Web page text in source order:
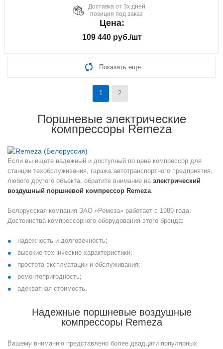
Доставка от 3х дней
позиция под заказ
Цена:
109 440руб./шт
Показать еще
1 2
Поршневые электрические
компрессоры Remeza
Если вы ищете надежный и доступный по цене компрессор для
станции техобслуживания, гаража автотранспортного предприятия,
любого другого объекта, обратите внимание на электрический
воздушный поршневой компрессор Remeza.
Белорусская компания ЗАО «Ремеза» работает с 1989 года.
Достоинства компрессорного оборудования этого бренда:
надежность и долговечность;
высокие технические характеристики;
простота эксплуатации и обслуживания;
ремонтопригодность;
адекватная стоимость.
Надежные поршневые воздушные
компрессоры Remeza
Вашему вниманию представлено более двадцати популярных